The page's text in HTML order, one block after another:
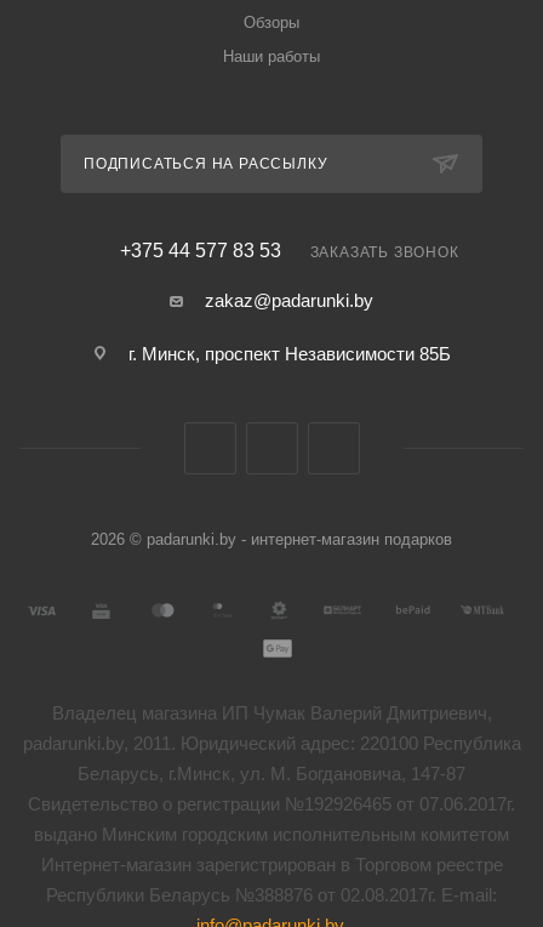
Обзоры
Наши работы
ПОДПИСАТЬСЯ НА РАССЫЛКУ
+375 44 577 83 53 ЗАКАЗАТЬ ЗВОНОК
zakaz@padarunki.by
г. Минск, проспект Независимости 85Б
2026 © padarunki.by - интернет-магазин подарков
Владелец магазина ИП Чумак Валерий Дмитриевич,
padarunki.by, 2011. Юридический адрес: 220100 Республика
Беларусь, г.Минск, ул. М. Богдановича, 147-87
Свидетельство о регистрации №192926465 от 07.06.2017г.
выдано Минским городским исполнительным комитетом
Интернет-магазин зарегистрирован в Торговом реестре
Республики Беларусь №388876 от 02.08.2017г. E-mail: